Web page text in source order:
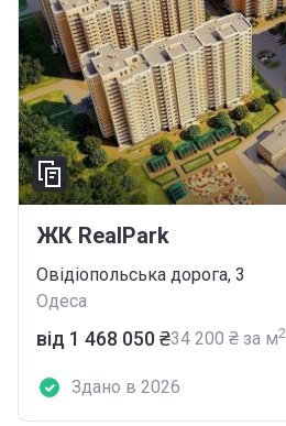
ЖК RealPark
Овідіопольська дорога, 3
Одеса
від ‍1 468 050 ₴‍34 200 ₴ за м2
Здано в 2026